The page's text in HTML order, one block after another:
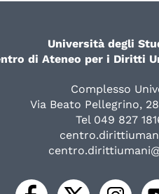
Università degli
di Ateneo per i Diritti
Complesso
Via Beato Pellegrino,
Tel 049 827